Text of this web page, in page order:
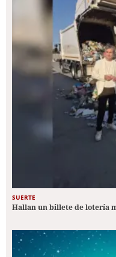
SUERTE
Hallan un billete de lotería